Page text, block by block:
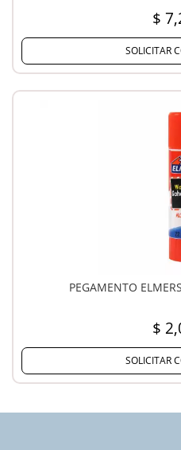
$
SOLICITAR
PEGAMENTO
$
SOLICITAR